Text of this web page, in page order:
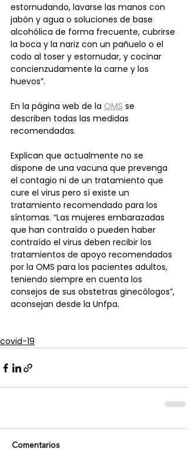
estornudando, lavarse las manos con
jabón y agua o soluciones de base
alcohólica de forma frecuente, cubrirse
la boca y la nariz con un pañuelo o el
codo al toser y estornudar, y cocinar
concienzudamente la carne y los
huevos”.
En la página web de la OMS se
describen todas las medidas
recomendadas.
Explican que actualmente no se
dispone de una vacuna que prevenga
el contagio ni de un tratamiento que
cure el virus pero sí existe un
tratamiento recomendado para los
síntomas. “Las mujeres embarazadas
que han contraído o pueden haber
contraído el virus deben recibir los
tratamientos de apoyo recomendados
por la OMS para los pacientes adultos,
teniendo siempre en cuenta los
consejos de sus obstetras ginecólogos”,
aconsejan desde la Unfpa.
covid-19
Comentarios